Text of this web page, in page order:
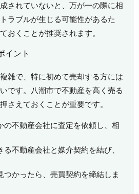
されていないと、万が一の際に相
ラブルが生じる可能性があるた
おくことが推奨されます。
イント
雑で、特に初めて売却する方には
です。八潮市で不動産を高く売る
さえておくことが重要です。
の不動産会社に査定を依頼し、相
不動産会社と媒介契約を結び、
つかったら、売買契約を締結しま